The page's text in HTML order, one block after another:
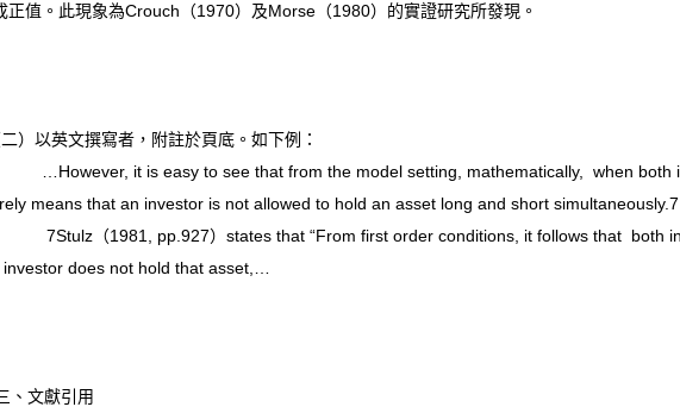
正值。此現象為Crouch（1970）及Morse（1980）的實證研究所發現。
）以英文撰寫者，附註於頁底。如下例：
it is easy to see that from the model setting, mathematically, when both
means that an investor is not allowed to hold an asset long and short simultaneously.7
（1981, pp.927）states that “From first order conditions, it follows that both
investor does not hold that asset,…
文獻引用